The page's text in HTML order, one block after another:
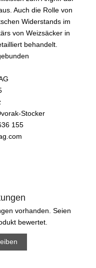
Auch die Rolle von
Widerstands im
von Weizsäcker in
behandelt.
Stocker
155
vorhanden. Seien
bewertet.